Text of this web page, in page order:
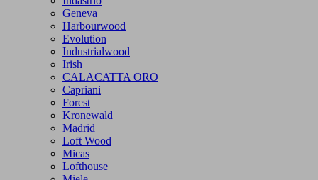
Geneva
Harbourwood
Evolution
Industrialwood
Irish
CALACATTA ORO
Capriani
Forest
Kronewald
Madrid
Loft Wood
Micas
Lofthouse